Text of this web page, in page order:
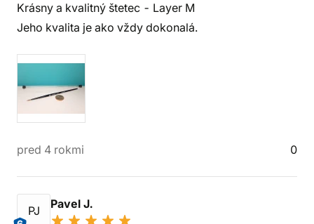
Krásny a kvalitný štetec - Layer M
Jeho kvalita je ako vždy dokonalá.
pred 4 rokmi 0
PJ Pavel J.